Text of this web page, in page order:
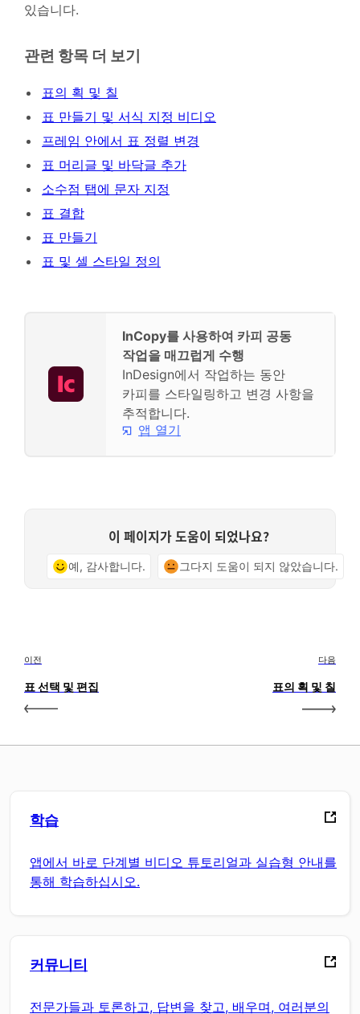
있습니다.
관련 항목 더 보기
표의 획 및 칠
표 만들기 및 서식 지정 비디오
프레임 안에서 표 정렬 변경
표 머리글 및 바닥글 추가
소수점 탭에 문자 지정
표 결합
표 만들기
표 및 셀 스타일 정의
InCopy를 사용하여 카피 공동
작업을 매끄럽게 수행
InDesign에서 작업하는 동안
카피를 스타일링하고 변경 사항을
추적합니다.
앱 열기
이 페이지가 도움이 되었나요?
예, 감사합니다. 그다지 도움이 되지 않았습니다.
이전
표 선택 및 편집
다음
표의 획 및 칠
학습
앱에서 바로 단계별 비디오 튜토리얼과 실습형 안내를
통해 학습하십시오.
커뮤니티
전문가들과 토론하고, 답변을 찾고, 배우며, 여러분의